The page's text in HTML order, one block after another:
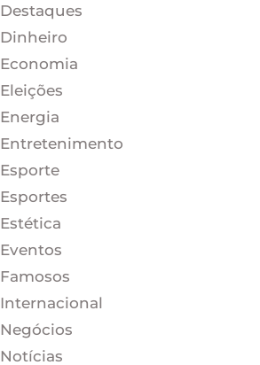
Destaques
Dinheiro
Economia
Eleições
Energia
Entretenimento
Esporte
Esportes
Estética
Eventos
Famosos
Internacional
Negócios
Notícias